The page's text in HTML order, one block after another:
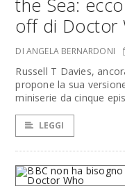
the Sea:
off di Doctor
DI ANGELA BERNARDONI
Russell T Davies,
propone la sua
miniserie da cinque
LEGGI